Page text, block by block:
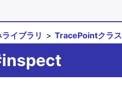
イブラリ TracePointクラス